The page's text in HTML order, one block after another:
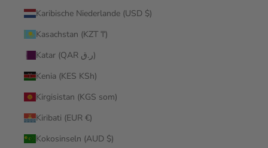
Karibische Niederlande (USD $)
Kasachstan (KZT ₸)
Katar (QAR ر.ق)
Kenia (KES KSh)
Kirgisistan (KGS som)
Kiribati (EUR €)
Kokosinseln (AUD $)